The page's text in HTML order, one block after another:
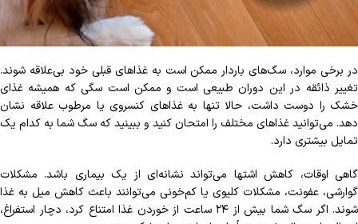
در برخی موارد، سگ‌های باردار ممکن است به غذاهای قبلی خود بی‌علاقه شوند.
تغییر ذائقه در این دوران طبیعی است و ممکن است سگی که همیشه غذای
خشک را دوست داشت، حالا تنها به غذاهای کنسروی یا مرطوب علاقه نشان
دهد. می‌توانید غذاهای مختلف را امتحان کنید و ببینید که سگ شما به کدام‌ یک
تمایل بیشتری دارد.
گاهی اوقات، کاهش اشتها می‌تواند نشانه‌ای از یک بیماری باشد. مشکلات
گوارشی، عفونت، مشکلات کلیوی یا کم‌خونی می‌توانند باعث کاهش میل به غذا
شوند. اگر سگ شما بیش از ۲۴ ساعت از خوردن غذا امتناع کرد، دچار استفراغ،